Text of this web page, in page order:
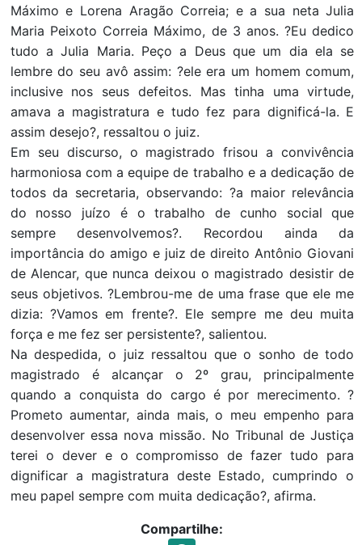
Máximo e Lorena Aragão Correia; e a sua neta Julia
Maria Peixoto Correia Máximo, de 3 anos. ?Eu dedico
tudo a Julia Maria. Peço a Deus que um dia ela se
lembre do seu avô assim: ?ele era um homem comum,
inclusive nos seus defeitos. Mas tinha uma virtude,
amava a magistratura e tudo fez para dignificá-la. E
assim desejo?, ressaltou o juiz.
Em seu discurso, o magistrado frisou a convivência
harmoniosa com a equipe de trabalho e a dedicação de
todos da secretaria, observando: ?a maior relevância
do nosso juízo é o trabalho de cunho social que
sempre desenvolvemos?. Recordou ainda da
importância do amigo e juiz de direito Antônio Giovani
de Alencar, que nunca deixou o magistrado desistir de
seus objetivos. ?Lembrou-me de uma frase que ele me
dizia: ?Vamos em frente?. Ele sempre me deu muita
força e me fez ser persistente?, salientou.
Na despedida, o juiz ressaltou que o sonho de todo
magistrado é alcançar o 2º grau, principalmente
quando a conquista do cargo é por merecimento. ?
Prometo aumentar, ainda mais, o meu empenho para
desenvolver essa nova missão. No Tribunal de Justiça
terei o dever e o compromisso de fazer tudo para
dignificar a magistratura deste Estado, cumprindo o
meu papel sempre com muita dedicação?, afirma.
Compartilhe: